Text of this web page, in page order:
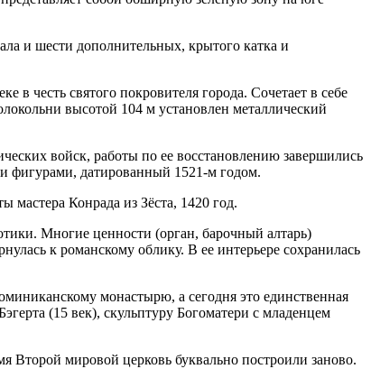
и шести дополнительных, крытого катка и
честь святого покровителя города. Сочетает в себе
высотой 104 м установлен металлический
войск, работы по ее восстановлению завершились
фигурами, датированный 1521-м годом.
Конрада из Зёста, 1420 год.
Многие ценности (орган, барочный алтарь)
к романскому облику. В ее интерьере сохранилась
монастырю, а сегодня это единственная
(15 век), скульптуру Богоматери с младенцем
Второй мировой церковь буквально построили заново.